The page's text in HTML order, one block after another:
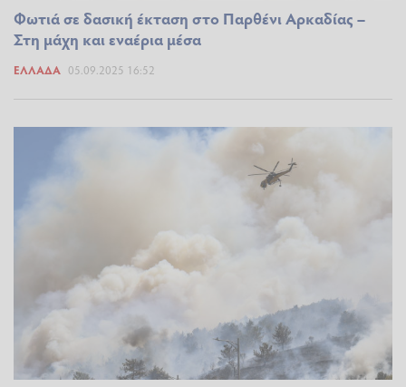
Φωτιά σε δασική έκταση στο Παρθένι Αρκαδίας –
Στη μάχη και εναέρια μέσα
ΕΛΛΆΔΑ 05.09.2025 16:52